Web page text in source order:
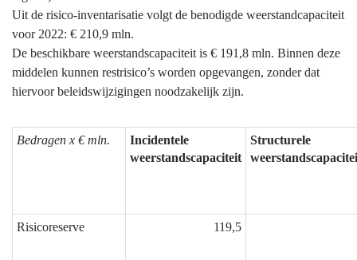
Inventarisatie
weerstandscapaciteit
Uit de risico-inventarisatie volgt de benodigde weerstandcapaciteit
voor 2022: € 210,9 mln.
De beschikbare weerstandscapaciteit is € 191,8 mln. Binnen deze
middelen kunnen restrisico’s worden opgevangen, zonder dat
hiervoor beleidswijzigingen noodzakelijk zijn.
Bedragen x € mln.
Incidentele
weerstandscapaciteit
Structurele
Risicoreserve 119,5